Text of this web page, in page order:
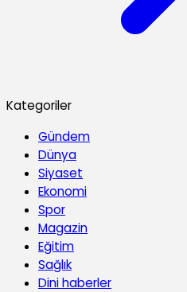
Kategoriler
Gündem
Dünya
Siyaset
Ekonomi
Spor
Magazin
Eğitim
Sağlık
Dini haberler